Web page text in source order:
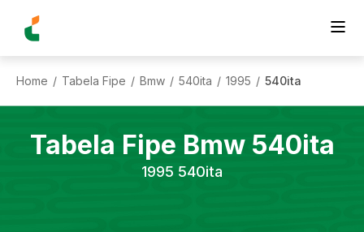
Home / Tabela Fipe / Bmw / 540ita / 1995 / 540ita
Tabela Fipe Bmw 540ita
1995 540ita